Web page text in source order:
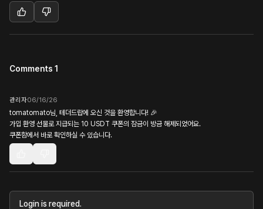
Comments 1
관리자06/16/26
tomatomato님, 테더드랍에 오신 것을 환영합니다! 🎉
가입 환영 선물로 지급되는 10 USDT 쿠폰의 잠금이 방금 해제되었어요.
쿠폰함에서 바로 확인하실 수 있습니다.
Login is required.